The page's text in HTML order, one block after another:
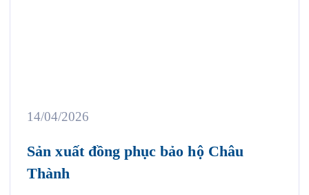
14/04/2026
Sản xuất đồng phục bảo hộ Châu
Thành